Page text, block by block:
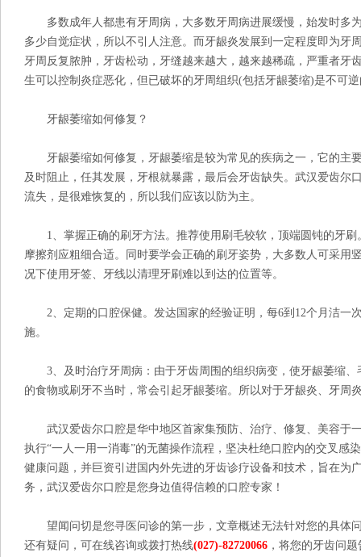
多数成年人都患有牙周病，大多数牙周病进展缓慢，始发时多
多少自觉症状，所以不引人注意。而牙龈炎发展到一定程度即为牙
牙周反复脓肿，牙齿松动，牙缝越来越大，越来越稀疏，严重者牙
生可以控制炎症恶化，但已破坏的牙周组织(包括牙龈萎缩)是不可
牙龈萎缩如何修复？
牙龈萎缩如何修复，牙龈萎缩是较为常见的疾病之一，它的主
及时阻止，任其发展，牙根就暴露，最后会牙齿缺失。武汉爱齿尔
流失，是很难恢复的，所以我们应该以防为主。
1、掌握正确的刷牙方法。推荐使用刷毛较软，顶端圆钝的牙刷
摩擦剂应粗细合适。同时要学会正确的刷牙姿势，大多数人可采用
况下使用牙签、牙线以清理牙刷难以到达的位置等。
2、定期的口腔保健。发达国家的经验证明，每6到12个月洁一
施。
3、及时治疗牙周病：由于牙齿周围的组织病变，使牙龈萎缩、
的食物或刷牙不当时，常会引起牙龈萎缩。所以对于牙龈炎、牙周
武汉爱齿尔口腔是华中地区首家集预防、治疗、修复、美容于
执行“一人一用一消毒”的无菌操作流程，坚决杜绝口腔内的交叉感
健康问题，并巨资引进国内外先进的牙齿诊疗设备和技术，旨在为
务，武汉爱齿尔口腔是您身边值得信赖的口腔专家！
望闻问切是您寻医问诊的第一步，文章概述无法针对您的具体
还有疑问，可在线咨询或拨打热线(027)-82720066 ，将您的牙齿问